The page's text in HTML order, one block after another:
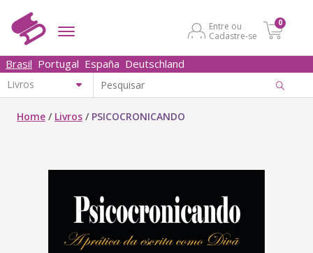
Entre ou
Cadastre-se
0
Brasil Portugal España Deutschland
Home / Livros / PSICOCRONICANDO